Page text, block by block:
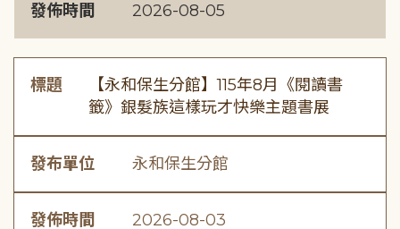
發佈時間 2026-08-05
標題
【永和保生分館】115年8月《閱讀書
籤》銀髮族這樣玩才快樂主題書展
發布單位 永和保生分館
發佈時間 2026-08-03